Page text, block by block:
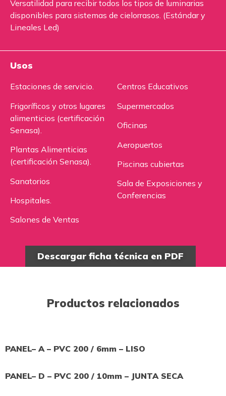
Versatilidad para recibir todos los tipos de luminarias
disponibles para sistemas de cielorrasos. (Estándar y
Lineales Led)
Usos
Estaciones de servicio.
Frigoríficos y otros lugares
alimenticios (certificación
Senasa).
Plantas Alimenticias
(certificación Senasa).
Sanatorios
Hospitales.
Salones de Ventas
Centros Educativos
Supermercados
Oficinas
Aeropuertos
Piscinas cubiertas
Sala de Exposiciones y
Conferencias
Descargar ficha técnica en PDF
Productos relacionados
PANEL– A – PVC 200 / 6mm – LISO
PANEL– D – PVC 200 / 10mm – JUNTA SECA